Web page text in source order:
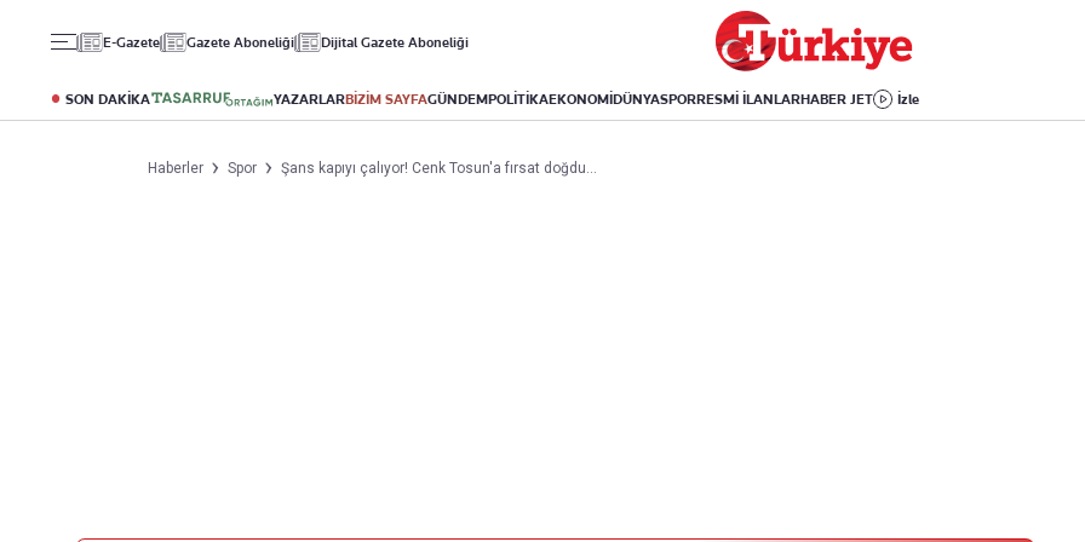
E-Gazete Gazete Aboneliği Dijital Gazete Aboneliği
SON DAKİKA YAZARLARBİZİM SAYFAGÜNDEMPOLİTİKAEKONOMİDÜNYASPORRESMİ İLANLARHABER JET İzle
Altın
Döviz
Kripto Para
Puan Durumu
Fikstür
Avrupa Ligi
Avrupa
Amerika
İsrail-Gazze
Yaşam
Sağlık
Yemek
Kitap
Haberler Spor Şans kapıyı çalıyor! Cenk Tosun'a fırsat doğdu...